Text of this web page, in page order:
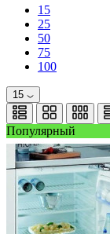
15
25
50
75
100
15
Популярный